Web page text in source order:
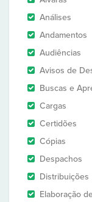
Análises
Andamentos
Audiências
Avisos de
Buscas e
Cargas
Certidões
Cópias
Despachos
Distribuições
Elaboração